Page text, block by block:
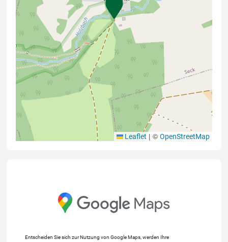
Leaflet | © OpenStreetMap
Entscheiden Sie sich zur Nutzung von Google Maps, werden Ihre